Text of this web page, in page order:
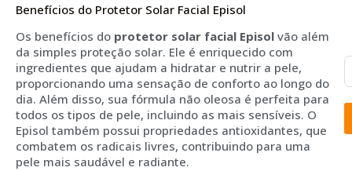
Benefícios do Protetor Solar Facial Episol
Os benefícios do protetor solar facial Episol vão além
da simples proteção solar. Ele é enriquecido com
ingredientes que ajudam a hidratar e nutrir a pele,
proporcionando uma sensação de conforto ao longo do
dia. Além disso, sua fórmula não oleosa é perfeita para
todos os tipos de pele, incluindo as mais sensíveis. O
Episol também possui propriedades antioxidantes, que
combatem os radicais livres, contribuindo para uma
pele mais saudável e radiante.